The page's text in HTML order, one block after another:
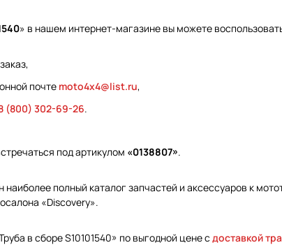
» в нашем интернет-магазине вы можете
почте moto4x4@list.ru,
(800) 302-69-26.
под артикулом «0138807».
полный каталог запчастей и аксессуаров к
«Discovery».
в сборе S10101540» по выгодной цене с доставкой